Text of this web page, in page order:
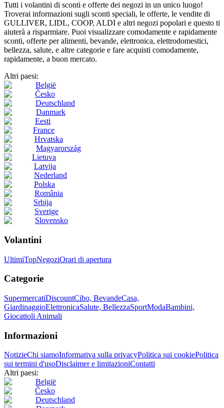
Tutti i volantini di sconti e offerte dei negozi in un unico luogo!
Troverai informazioni sugli sconti speciali, le offerte, le vendite di
GULLIVER, LIDL, COOP, ALDI e altri negozi popolari e questo ti
aiuterà a risparmiare. Puoi visualizzare comodamente e rapidamente
sconti, offerte per alimenti, bevande, elettronica, elettrodomestici,
bellezza, salute, e altre categorie e fare acquisti comodamente,
rapidamente, a buon mercato.
Altri paesi:
België
Česko
Deutschland
Danmark
Eesti
France
Hrvatska
Magyarország
Lietuva
Latvija
Nederland
Polska
România
Srbija
Sverige
Slovensko
Volantini
UltimiTopNegoziOrari di apertura
Categorie
SupermercatiDiscountCibo, BevandeCasa,
GiardinaggioElettronicaSalute, BellezzaSportModaBambini,
Giocattoli Animali
Informazioni
NotizieChi siamoInformativa sulla privacyPolitica sui cookiePolitica
sui termini d'usoDisclaimer e limitazioniContatti
Altri paesi:
België
Česko
Deutschland